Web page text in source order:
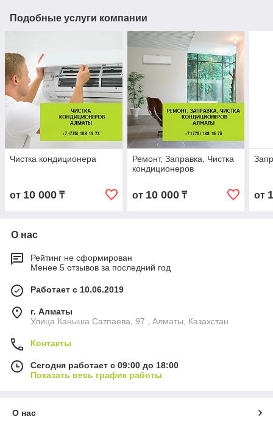
Подобные услуги компании
Чистка кондиционера
от 10 000 ₸
Ремонт, Заправка, Чистка
кондиционеров
от 10 000₸ от
О нас
Рейтинг не сформирован
Менее 5 отзывов за последний год
Работает с 10.06.2019
г. Алматы
Улица Каныша Сатпаева, 97 , Алматы, Казахстан
Контакты
Сегодня работает с 09:00 до 18:00
Показать весь график работы
О нас